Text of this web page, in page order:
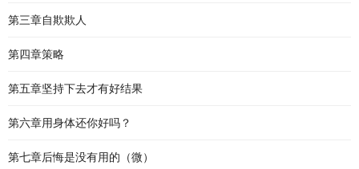
第三章自欺欺人
第四章策略
第五章坚持下去才有好结果
第六章用身体还你好吗？
第七章后悔是没有用的（微）